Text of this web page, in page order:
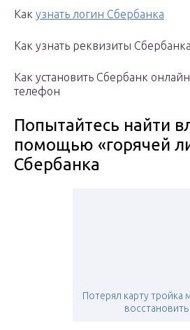
Как узнать логин Сбербанка
Как узнать реквизиты Сбербанка
Как установить Cбербанк
телефон
Попытайтесь найти
помощью «горячей
Сбербанка
Потерял карту тройка
восстановить